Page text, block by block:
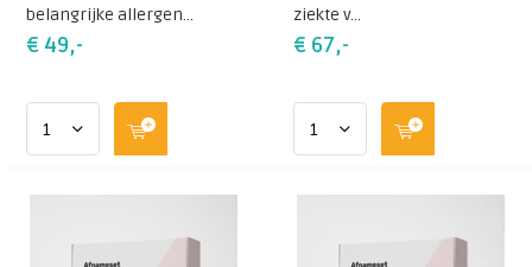
belangrijke allergen...
€ 49,-
ziekte v...
€ 67,-